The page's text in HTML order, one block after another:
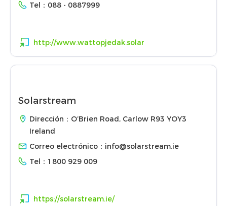
Tel： 088 - 0887999
http://www.wattopjedak.solar
Solarstream
Dirección：O’Brien Road, Carlow R93 YOY3
Ireland
Correo electrónico： info@solarstream.ie
Tel： 1800 929 009
https://solarstream.ie/